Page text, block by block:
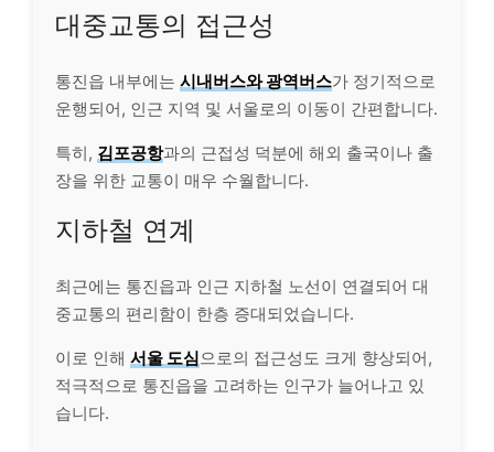
대중교통의 접근성
통진읍 내부에는 시내버스와 광역버스가 정기적으로
운행되어, 인근 지역 및 서울로의 이동이 간편합니다.
특히, 김포공항과의 근접성 덕분에 해외 출국이나 출
장을 위한 교통이 매우 수월합니다.
지하철 연계
최근에는 통진읍과 인근 지하철 노선이 연결되어 대
중교통의 편리함이 한층 증대되었습니다.
이로 인해 서울 도심으로의 접근성도 크게 향상되어,
적극적으로 통진읍을 고려하는 인구가 늘어나고 있
습니다.